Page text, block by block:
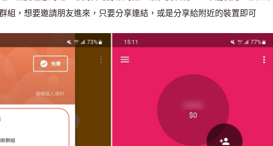
組，想要邀請朋友進來，只要分享連結，或是分享給附近的裝置即可